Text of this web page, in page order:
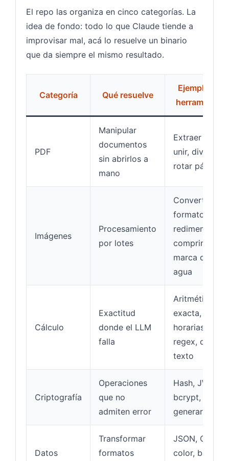
El repo las organiza en cinco categorías. La
idea de fondo: todo lo que Claude tiende a
improvisar mal, acá lo resuelve un binario
que da siempre el mismo resultado.
Categoría Qué resuelve
Ejemplos de
herramientas
PDF
Manipular
documentos
sin abrirlos a
mano
Extraer texto,
unir, dividir,
rotar páginas
Imágenes
Procesamiento
por lotes
Convertir
formato,
redimensionar,
comprimir,
marca de
agua
Cálculo
Exactitud
donde el LLM
falla
Aritmética
exacta, zonas
horarias,
regex, diff de
texto
Criptografía
Operaciones
que no
admiten error
Hash, JWT,
bcrypt,
generar UUID
Datos
Transformar
formatos
JSON, CSV,
color, base64,